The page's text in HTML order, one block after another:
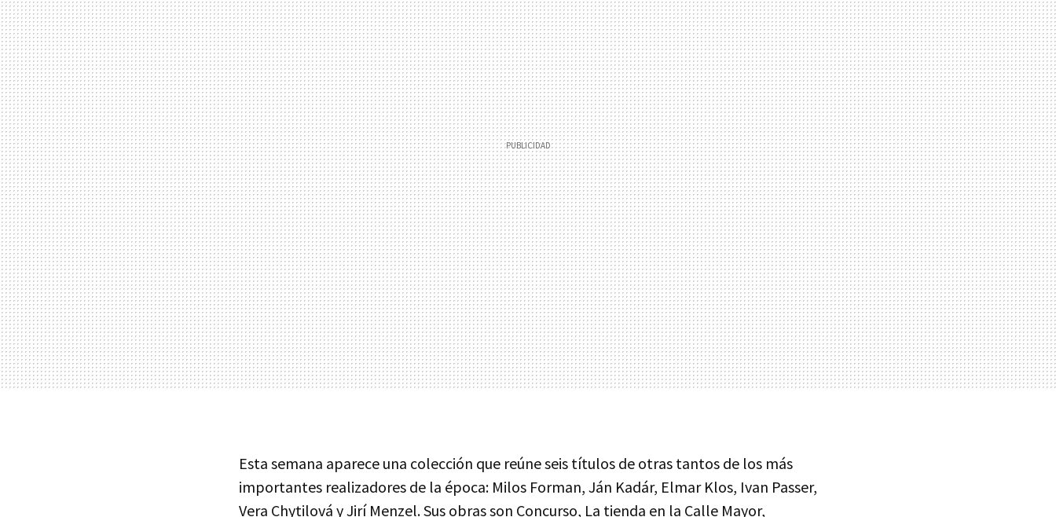
Esta semana aparece una colección que reúne seis títulos de otras tantos de los más
importantes realizadores de la época: Milos Forman, Ján Kadár, Elmar Klos, Ivan Passer,
Vera Chytilová y Jirí Menzel. Sus obras son Concurso, La tienda en la Calle Mayor,